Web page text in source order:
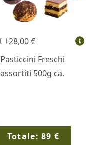
28,00 €
Pasticcini Freschi
assortiti 500g ca.
Totale:89 €